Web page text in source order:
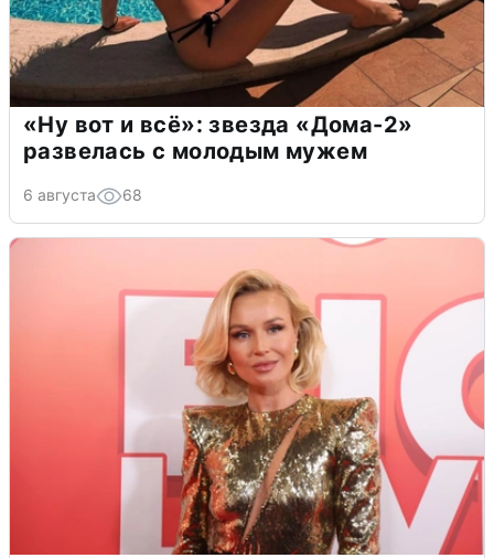
«Ну вот и всё»: звезда «Дома-2»
развелась с молодым мужем
6 августа 68